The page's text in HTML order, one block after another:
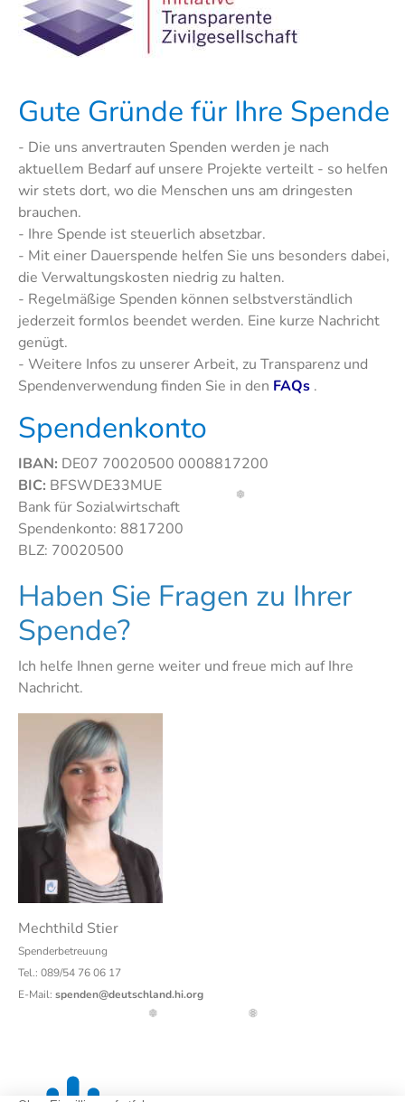
❄
Gute Gründe für Ihre Spende
- Die uns anvertrauten Spenden werden je nach
aktuellem Bedarf auf unsere Projekte verteilt - so helfen
wir stets dort, wo die Menschen uns am dringesten
brauchen.
- Ihre Spende ist steuerlich absetzbar.
- Mit einer Dauerspende helfen Sie uns besonders dabei,
die Verwaltungskosten niedrig zu halten.
- Regelmäßige Spenden können selbstverständlich
jederzeit formlos beendet werden. Eine kurze Nachricht
genügt.
- Weitere Infos zu unserer Arbeit, zu Transparenz und
Spendenverwendung finden Sie in den FAQs .
Spendenkonto
IBAN: DE07 70020500 0008817200
BIC: BFSWDE33MUE
Bank für Sozialwirtschaft
Spendenkonto: 8817200
BLZ: 70020500
Haben Sie Fragen zu Ihrer
Spende?
Ich helfe Ihnen gerne weiter und freue mich auf Ihre
Nachricht.
Mechthild Stier
Spenderbetreuung
Tel.: 089/54 76 06 17
E-Mail: spenden@deutschland.hi.org